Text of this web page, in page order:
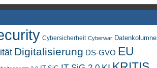
Cybersicherheit Cyberwar Datenkolumne
Digitalisierung DS-GVO EU